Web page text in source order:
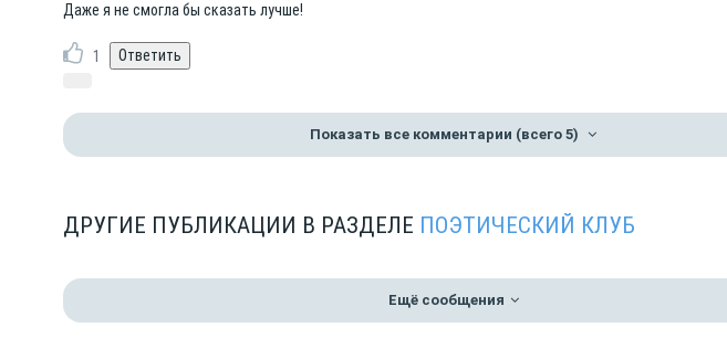
Даже я не смогла бы сказать лучше!
1
Показать все комментарии (всего 5)
ДРУГИЕ ПУБЛИКАЦИИ В РАЗДЕЛЕ ПОЭТИЧЕСКИЙ КЛУБ
Ещё сообщения